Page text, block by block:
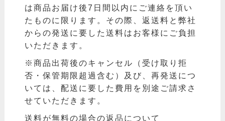
は商品お届け後7日間以内にご連絡を頂い
たものに限ります。その際、返送料と弊社
からの発送に要した送料はお客様にご負担
いただきます。
※商品出荷後のキャンセル（受け取り拒
否・保管期限超過含む）及び、再発送につ
いては、配送に要した費用を別途ご請求さ
せていただきます。
送料が無料の場合の返品について